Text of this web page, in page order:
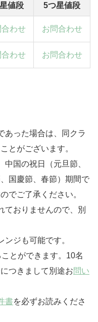
値段 5つ星値段
合わせ お問合わせ
合わせ お問合わせ
あった場合は、同クラ
とがございます。
国の祝日（元旦節、
国慶節、春節）期間で
でご了承ください。
ておりませんので、別
ジも可能です。
とができます。10名
つきまして別途お問い
書を必ずお読みくださ